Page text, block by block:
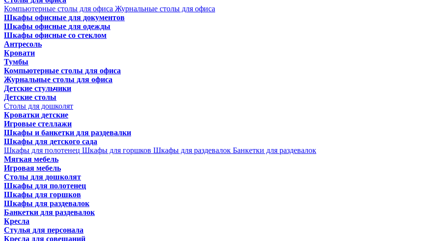
Компьютерные столы для офиса Журнальные столы для офиса
Шкафы офисные для документов
Шкафы офисные для одежды
Шкафы офисные со стеклом
Антресоль
Кровати
Тумбы
Компьютерные столы для офиса
Журнальные столы для офиса
Детские стульчики
Детские столы
Столы для дошколят
Кроватки детские
Игровые стеллажи
Шкафы и банкетки для раздевалки
Шкафы для детского сада
Шкафы для полотенец Шкафы для горшков Шкафы для раздевалок Банкетки для раздевалок
Мягкая мебель
Игровая мебель
Столы для дошколят
Шкафы для полотенец
Шкафы для горшков
Шкафы для раздевалок
Банкетки для раздевалок
Кресла
Стулья для персонала
Кресла для совещаний